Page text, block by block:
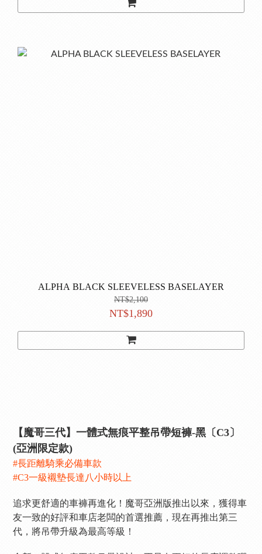
ALPHA BLACK SLEEVELESS BASELAYER
NT$2,100
NT$1,890
【魔哥三代】一體式無痕平整吊帶短褲-黑〔C3〕
(亞洲限定款)
#長距離騎乘必備車款
#C3一級襯墊長達八小時以上
追求更舒適的車褲再進化！魔哥亞洲版推出以來，獲得車
友一致的好評和車店老闆的首選推薦，現在再推出第三
代，將吊帶升級為最高等級！